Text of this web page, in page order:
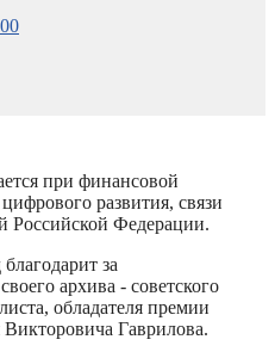
при финансовой
развития, связи
Российской Федерации.
за
архива - советского
обладателя премии
Гаврилова.